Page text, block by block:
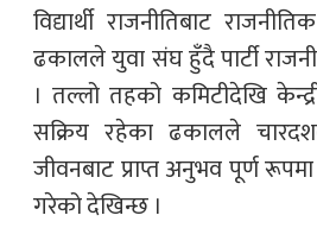
विद्यार्थी राजनीतिबाट
ढकालले युवा संघ हुँदै पार्टी
। तल्लो तहको कमिटीदेखि
सक्रिय रहेका ढकालले
जीवनबाट प्राप्त अनुभव पूर्ण
गरेको देखिन्छ ।